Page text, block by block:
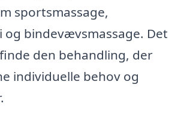
sportsmassage,
bindevævsmassage. Det
den behandling, der
individuelle behov og